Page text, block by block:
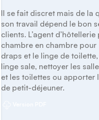
Il se fait discret mais de la
son travail dépend le bon
clients. L’agent
chambre en chambre pour
draps et le linge de
linge sale, nettoyer les
et les toilettes ou apporter
de petit-déjeuner.